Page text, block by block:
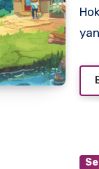
Hokko Life adalah gim video simulasi sosial tahun 2022